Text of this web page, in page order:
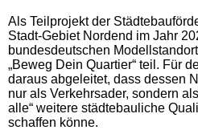
Als Teilprojekt der
Stadt-Gebiet Nordend im Jahr
bundesdeutschen
„Beweg Dein Quartier“ teil. Für
daraus abgeleitet, dass dessen
nur als Verkehrsader, sondern
alle“ weitere städtebauliche
schaffen könne.